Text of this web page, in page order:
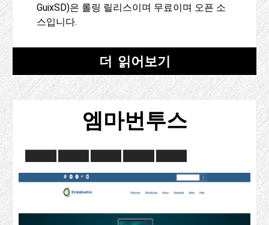
GuixSD)은 롤링 릴리스이며 무료이며 오픈 소
스입니다.
더 읽어보기
엠마번투스